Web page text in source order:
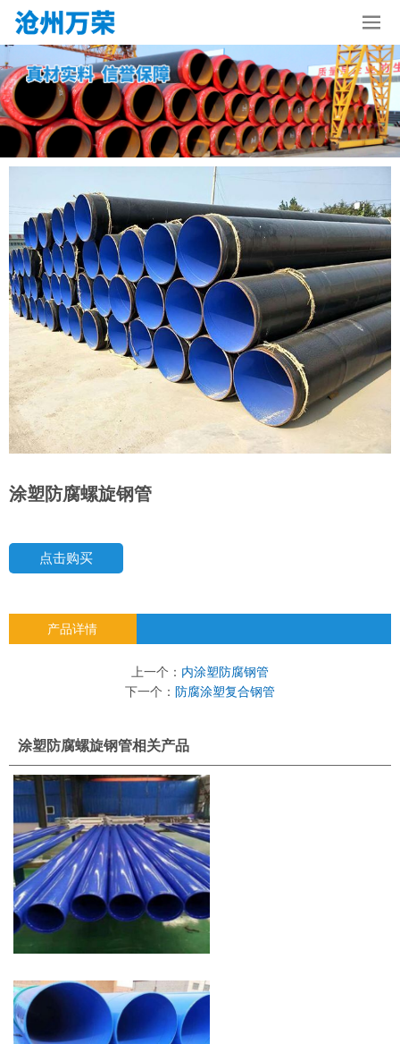
涂塑防腐螺旋钢管
点击购买
产品详情
上一个： 内涂塑防腐钢管
下一个： 防腐涂塑复合钢管
涂塑防腐螺旋钢管相关产品